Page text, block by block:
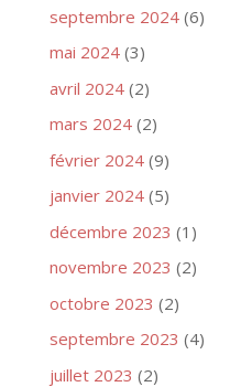
septembre 2024(6)
mai 2024(3)
avril 2024(2)
mars 2024(2)
février 2024(9)
janvier 2024(5)
décembre 2023 (1)
novembre 2023 (2)
octobre 2023 (2)
septembre 2023 (4)
juillet 2023 (2)